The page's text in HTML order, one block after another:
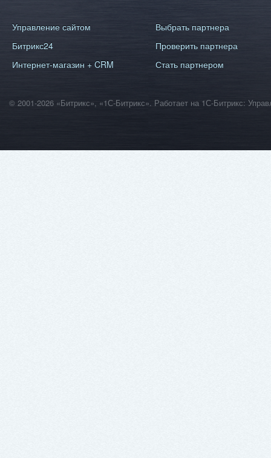
Управление сайтом
Битрикс24
Интернет-магазин + CRM
Выбрать партнера
Проверить партнера
Стать партнером
© 2001-2026 «Битрикс», «1С-Битрикс». Работает на 1С-Битрикс: